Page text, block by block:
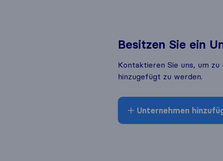
Besitzen Sie ein
Kontaktieren Sie uns, um zu
hinzugefügt zu werden.
Unternehmen